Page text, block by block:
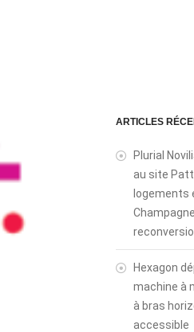
ARTICLES
Plurial
au site
logements
Hexagon
machine à
à bras
accessible